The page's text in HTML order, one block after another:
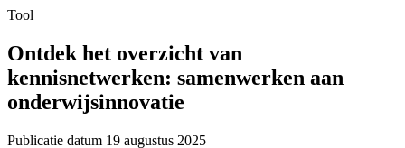
Tool
Ontdek het overzicht van
kennisnetwerken: samenwerken aan
onderwijsinnovatie
Publicatie datum 19 augustus 2025